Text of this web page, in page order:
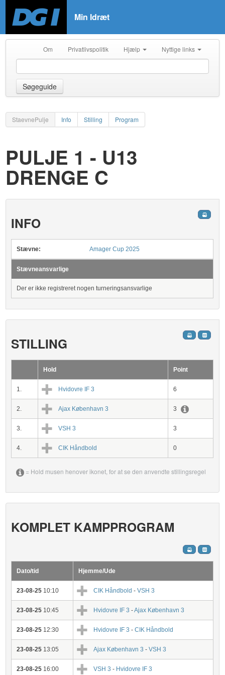
Min Idræt
Om Privatlivspolitik Hjælp Nyttige links
Søgeguide
StaevnePulje Info Stilling Program
PULJE 1 - U13
DRENGE C
INFO
Stævne: Amager Cup 2025
Stævneansvarlige
Der er ikke registreret nogen turneringsansvarlige
STILLING
Hold Point
1. Hvidovre IF 3 6
2. Ajax København 3 3
3. VSH 3 3
4. CIK Håndbold 0
= Hold musen henover ikonet, for at se den anvendte stillingsregel
KOMPLET KAMPPROGRAM
Dato/tid Hjemme/Ude
23-08-25 10:10 CIK Håndbold -VSH 3
23-08-25 10:45 Hvidovre IF 3 -Ajax København 3
23-08-25 12:30 Hvidovre IF 3 -CIK Håndbold
23-08-25 13:05 Ajax København 3 -VSH 3
23-08-25 16:00 VSH 3 - Hvidovre IF 3